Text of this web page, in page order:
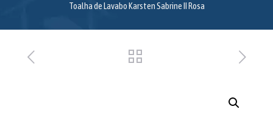
Toalha de Lavabo Karsten Sabrine II Rosa